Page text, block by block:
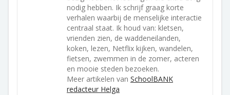
nodig hebben. Ik schrijf graag korte
verhalen waarbij de menselijke interactie
centraal staat. Ik houd van: kletsen,
vrienden zien, de waddeneilanden,
koken, lezen, Netflix kijken, wandelen,
fietsen, zwemmen in de zomer, acteren
en mooie steden bezoeken.
Meer artikelen van SchoolBANK
redacteur Helga